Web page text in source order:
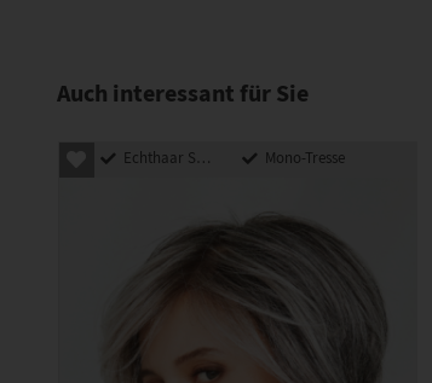
Auch interessant für Sie
Echthaar Synthetik Mix Mono-Tresse